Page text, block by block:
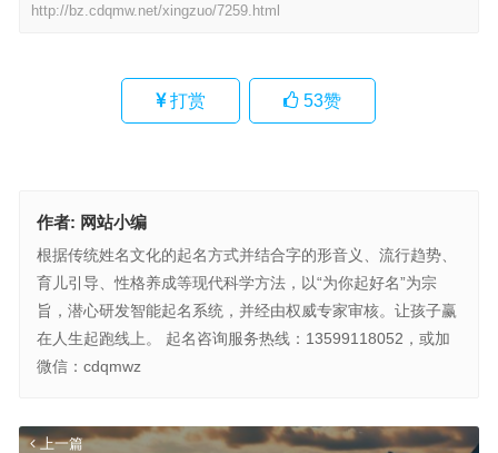
http://bz.cdqmw.net/xingzuo/7259.html
打赏 53赞
作者: 网站小编
根据传统姓名文化的起名方式并结合字的形音义、流行趋势、
育儿引导、性格养成等现代科学方法，以“为你起好名”为宗
旨，潜心研发智能起名系统，并经由权威专家审核。让孩子赢
在人生起跑线上。 起名咨询服务热线：13599118052，或加
微信：cdqmwz
上一篇